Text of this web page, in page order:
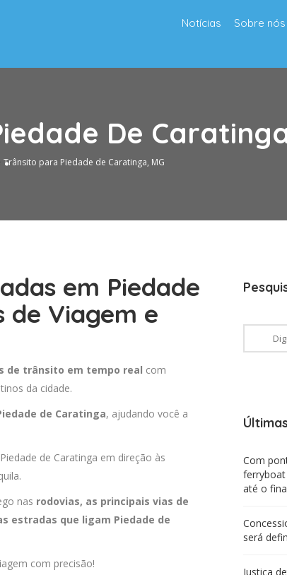
Notícias Sobre nós
De
Trânsito para Piedade de Caratinga, MG
em Piedade
de Viagem e
de trânsito em tempo real com
da cidade.
de Caratinga, ajudando você a
de Caratinga em direção às
nas rodovias, as principais vias de
estradas que ligam Piedade de
com precisão!
Com
até o
será
Justiça